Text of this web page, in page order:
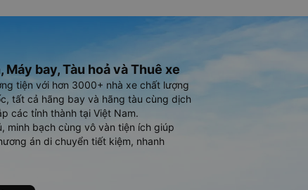
bay, Tàu hoả và Thuê xe
tiện với hơn 3000+ nhà xe chất lượng
tất cả hãng bay và hãng tàu cùng dịch
các tỉnh thành tại Việt Nam.
minh bạch cùng vô vàn tiện ích giúp
án di chuyển tiết kiệm, nhanh